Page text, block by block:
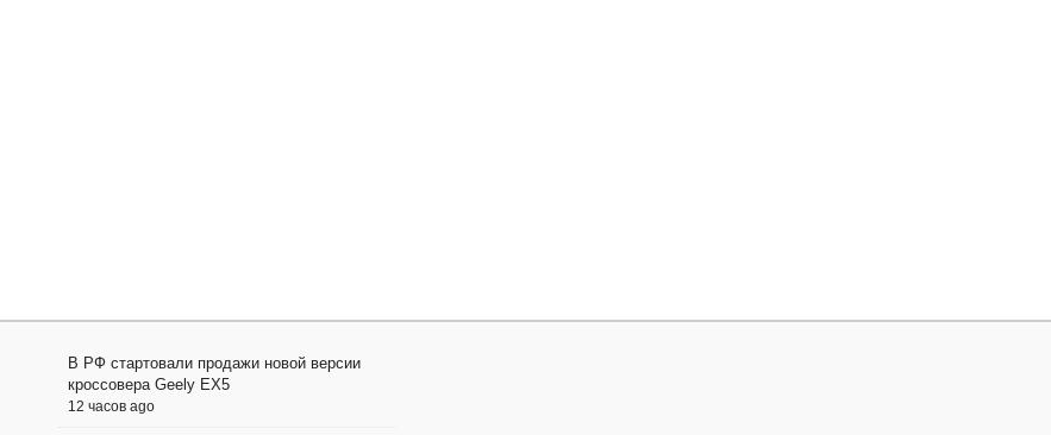
В РФ стартовали продажи новой версии
кроссовера Geely EX5
12 часов ago